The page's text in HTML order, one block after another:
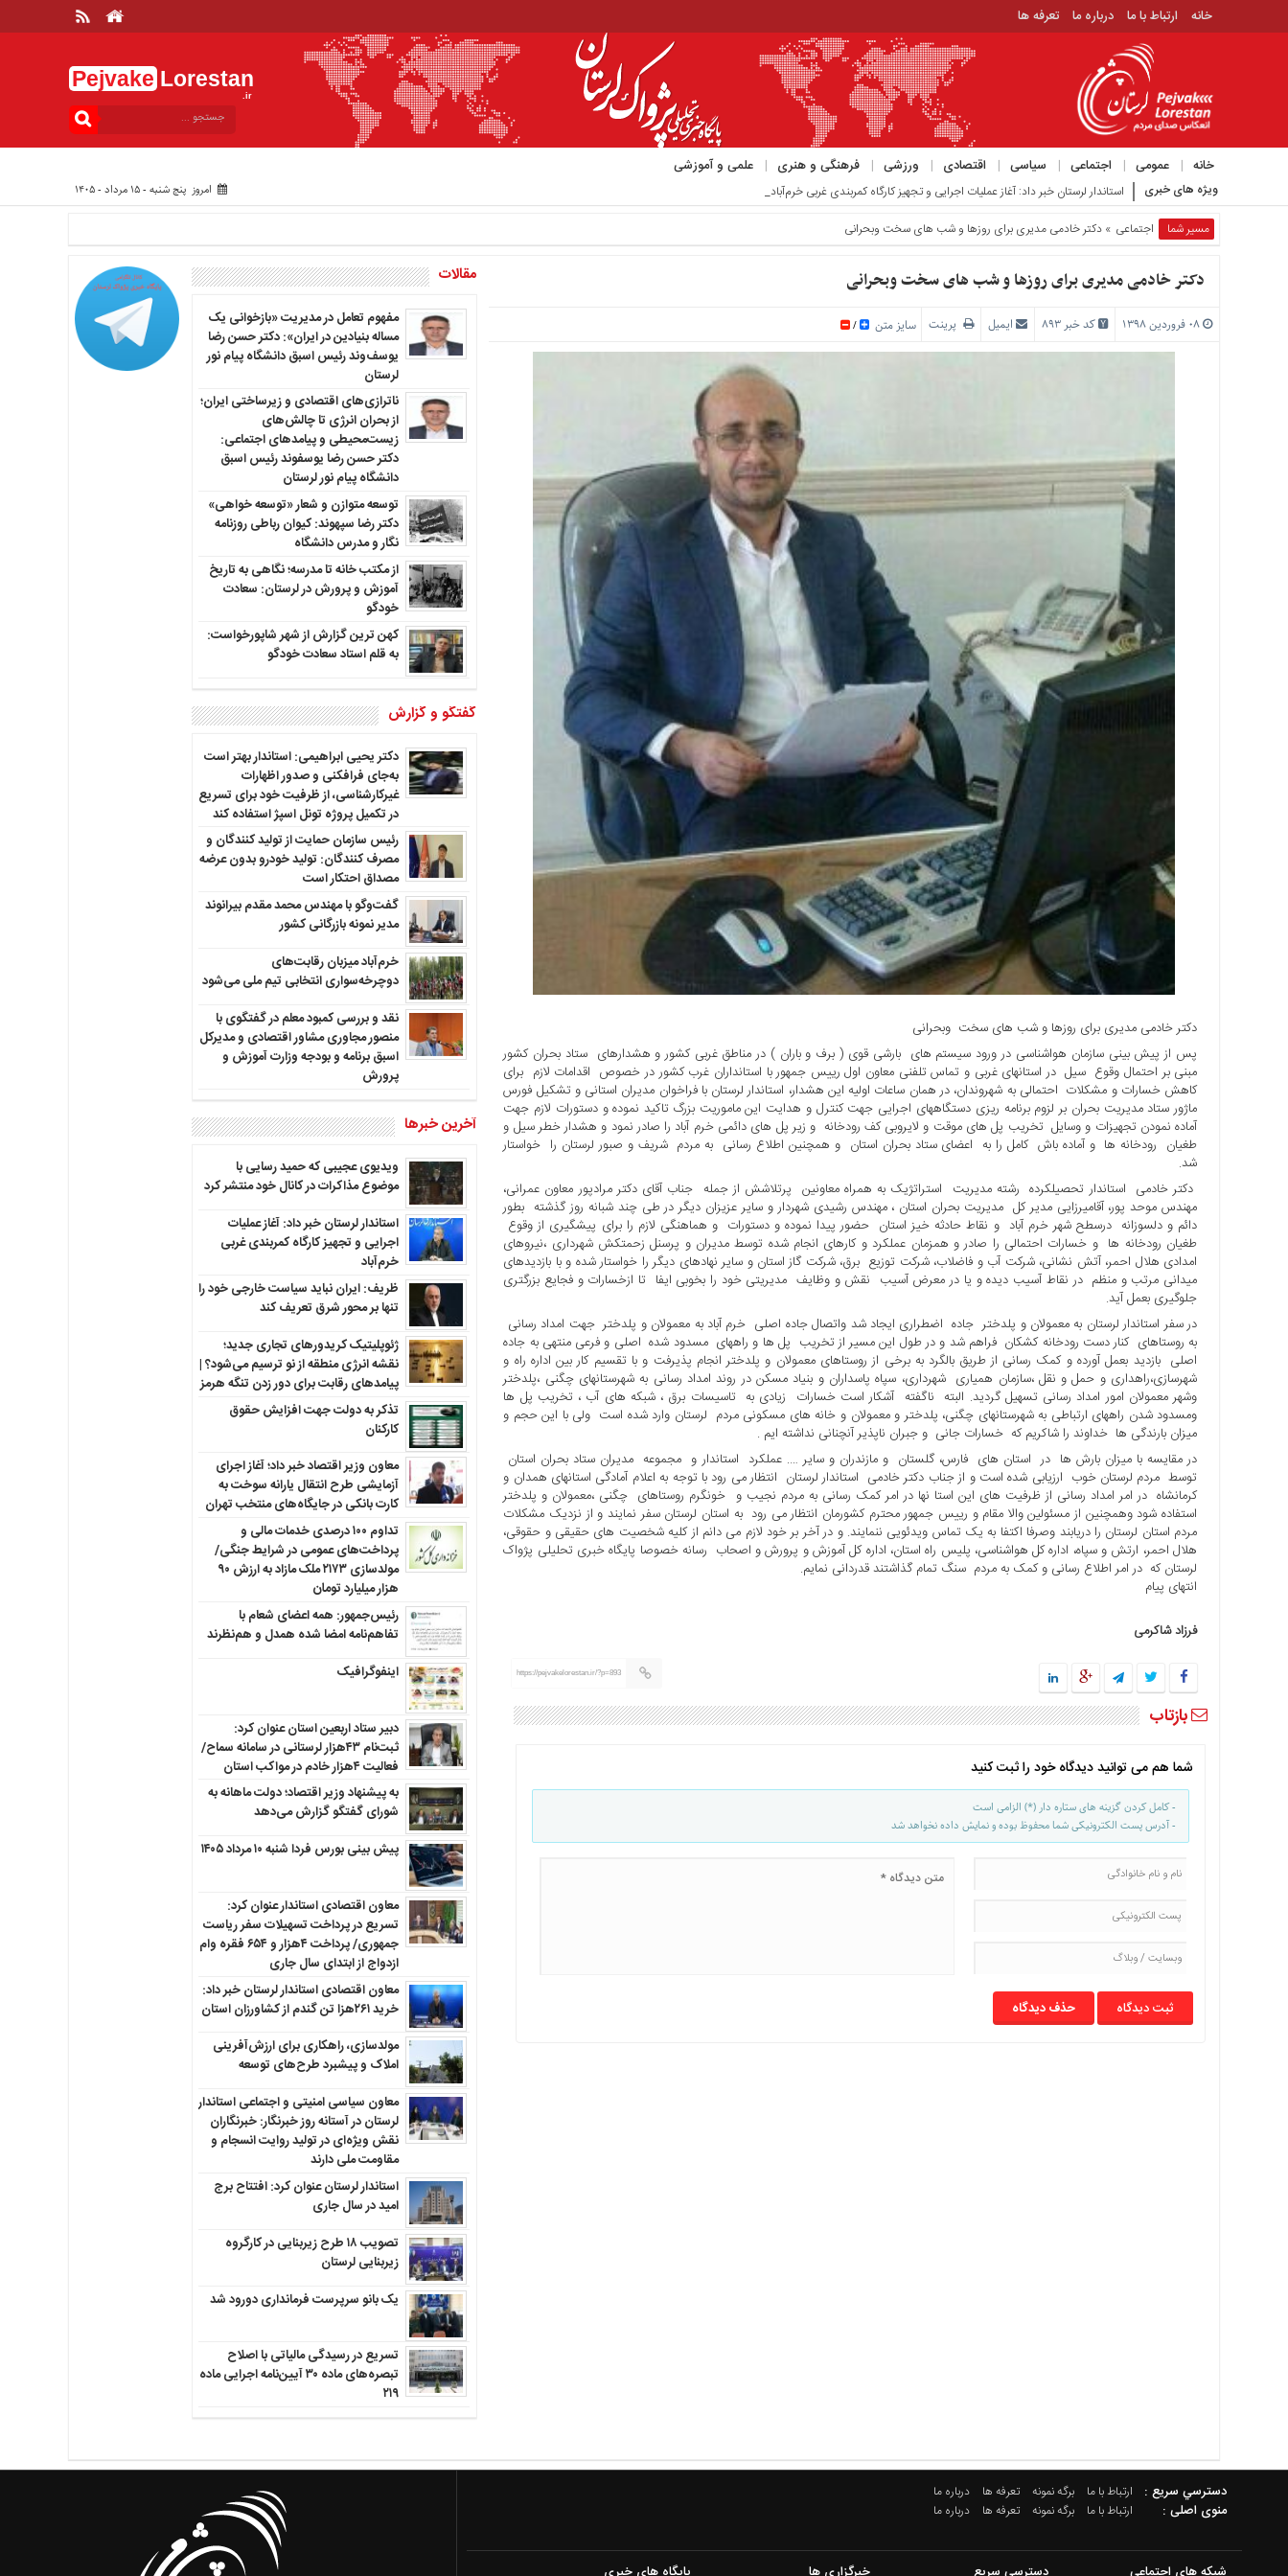
خانه ارتباط با ما درباره ما تعرفه ها
Pejvake Lorestan
.ir
خانه عمومی اجتماعی سیاسی اقتصادی ورزشی فرهنگی و هنری علمی و آموزشی
ارتباط
ویژه های خبری استاندار لرستان خبر داد: آغاز عملیات اجرایی و تجهیز کارگاه کمربندی غربی خرم‌آباد_ امروز پنج شنبه - ۱۵ مرداد - ۱۴۰۵
مسیر شما اجتماعی » دکتر خادمی مدیری برای روزها و شب های سخت وبحرانی
دکتر خادمی مدیری برای روزها و شب های سخت وبحرانی
کد خبر 893 ایمیل پرینت سایز متن /
دکتر خادمی مدیری برای روزها و شب های سخت وبحرانی
پس از پیش بینی سازمان هواشناسی در ورود سیستم های بارشی قوی ( برف و باران ) در مناطق غربی کشور و هشدارهای ستاد بحران کشور
مبنی بر احتمال وقوع سیل در استانهای غربی و تماس تلفنی معاون اول رییس جمهور با استانداران غرب کشور در خصوص اقدامات لازم برای
کاهش خسارات و مشکلات احتمالی به شهروندان، در همان ساعات اولیه این هشدار، استاندار لرستان با فراخوان مدیران استانی و تشکیل فورس
ماژور ستاد مدیریت بحران بر لزوم برنامه ریزی دستگاههای اجرایی جهت کنترل و هدایت این ماموریت بزرگ تاکید نموده و دستورات لازم جهت
آماده نمودن تجهیزات و وسایل تخریب پل های موقت و لایروبی کف رودخانه و زیر پل های دائمی خرم آباد را صادر نمود و هشدار خطر سیل و
طغیان رودخانه ها و آماده باش کامل را به اعضای ستاد بحران استان و همچنین اطلاع رسانی به مردم شریف و صبور لرستان را خواستار
شد.
دکتر خادمی استاندار تحصیلکرده رشته مدیریت استراتژیک به همراه معاونین پرتلاشش از جمله جناب آقای دکتر مرادپور معاون عمرانی،
مهندس موحد پور، آقامیرزایی مدیر کل مدیریت بحران استان ، مهندس رشیدی شهردار و سایر عزیزان دیگر در طی چند شبانه روز گذشته بطور
دائم و دلسوزانه درسطح شهر خرم آباد و نقاط حادثه خیز استان حضور پیدا نموده و دستورات و هماهنگی لازم را برای پیشگیری از وقوع
طغیان رودخانه ها و خسارات احتمالی را صادر و همزمان عملکرد و کارهای انجام شده توسط مدیران و پرسنل زحمتکش شهرداری ،نیروهای
امدادی هلال احمر، آتش نشانی، شرکت آب و فاضلاب، شرکت توزیع برق، شرکت گاز استان و سایر نهادهای دیگر را خواستار شده و با بازدیدهای
میدانی مرتب و منظم در نقاط آسیب دیده و یا در معرض آسیب نقش و وظایف مدیریتی خود را بخوبی ایفا تا ازخسارات و فجایع بزرگتری
جلوگیری بعمل آید.
در سفر استاندار لرستان به معمولان و پلدختر جاده اضطراری ایجاد شد واتصال جاده اصلی خرم آباد به معمولان و پلدختر جهت امداد رسانی
به روستاهای کنار دست رودخانه کشکان فراهم شد و در طول این مسیر از تخریب پل ها و راههای مسدود شده اصلی و فرعی منتهی به جاده
اصلی بازدید بعمل آورده و کمک رسانی از طریق بالگرد به برخی از روستاهای معمولان و پلدختر انجام پذیرفت و با تقسیم کار بین اداره راه و
شهرسازی،راهداری و حمل و نقل ،سازمان همیاری شهرداری، سپاه پاسداران و بنیاد مسکن در روند امداد رسانی به شهرستانهای چگنی ،پلدختر
وشهر معمولان امور امداد رسانی تسهیل گردید. البته ناگفته آشکار است خسارات زیادی به تاسیسات برق ، شبکه های آب ، تخریب پل ها
ومسدود شدن راههای ارتباطی به شهرستانهای چگنی، پلدختر و معمولان و خانه های مسکونی مردم لرستان وارد شده است ولی با این حجم و
میزان بارندگی ها خداوند را شاکریم که خسارات جانی و جبران ناپذیر آنچنانی نداشته ایم .
در مقایسه با میزان بارش ها در استان های فارس، گلستان و مازندران و سایر …. عملکرد استاندار و مجموعه مدیران ستاد بحران استان
توسط مردم لرستان خوب ارزیابی شده است و از جناب دکتر خادمی استاندار لرستان انتظار می رود با توجه به اعلام آمادگی استانهای همدان و
کرمانشاه در امر امداد رسانی از ظرفیت های این استا نها در امر کمک رسانی به مردم نجیب و خونگرم روستاهای چگنی ،معمولان و پلدختر
استفاده شود وهمچنین از مسئولین والا مقام و رییس جمهور محترم کشورمان انتظار می رود به استان لرستان سفر نمایند و از نزدیک مشکلات
مردم استان لرستان را دریابند وصرفا اکتفا به یک تماس ویدئویی ننمایند. و در آخر بر خود لازم می دانم از کلیه شخصیت های حقیقی و حقوقی،
هلال احمر، ارتش و سپاه، اداره کل هواشناسی، پلیس راه استان، اداره کل آموزش و پرورش و اصحاب رسانه خصوصا پایگاه خبری تحلیلی پژواک
لرستان که در امر اطلاع رسانی و کمک به مردم سنگ تمام گذاشتند قدردانی نمایم.
انتهای پیام
فرزاد شاکرمی
https://pejvakelorestan.ir/?p=893
بازتاب
شما هم می توانید دیدگاه خود را ثبت کنید
- کامل کردن گزینه های ستاره دار (*) الزامی است
- آدرس پست الکترونیکی شما محفوظ بوده و نمایش داده نخواهد شد
حذف دیدگاه
مقالات
مفهوم تعامل در مدیریت «بازخوانی یک
مساله بنیادین در ایران»: دکتر حسن رضا
یوسف‌وند رئیس اسبق دانشگاه پیام نور
لرستان
ناترازی‌های اقتصادی و زیرساختی ایران؛
از بحران انرژی تا چالش‌های
زیست‌محیطی و پیامدهای اجتماعی:
دکتر حسن رضا یوسفوند رئیس اسبق
دانشگاه پیام نور لرستان
توسعه متوازن و شعار «توسعه خواهی»
دکتر رضا سپهوند: کیوان رباطی روزنامه
نگار و مدرس دانشگاه
از مکتب خانه تا مدرسه؛ نگاهی به تاریخ
آموزش و پرورش در لرستان: سعادت
خودگو
کهن ترین گزارش از شهر شاپورخواست:
به قلم استاد سعادت خودگو
گفتگو و گزارش
دکتر یحیی ابراهیمی: استاندار بهتر است
به‌جای فرافکنی و صدور اظهارات
غیرکارشناسی، از ظرفیت خود برای تسریع
در تکمیل پروژه تونل اسپژ استفاده کند
رئیس سازمان حمایت از تولید کنندگان و
مصرف کنندگان: تولید خودرو بدون عرضه
مصداق احتکار است
گفت‌وگو با مهندس محمد مقدم بیرانوند
مدیر نمونه بازرگانی کشور
خرم‌آباد میزبان رقابت‌های
دوچرخه‌سواری انتخابی تیم ملی می‌شود
نقد و بررسی کمبود معلم در گفتگوی با
منصور مجاوری مشاور اقتصادی و مدیرکل
اسبق برنامه و بودجه وزارت آموزش و
پرورش
آخرین خبرها
ویدیوی عجیبی که حمید رسایی با
موضوع مذاکرات در کانال خود منتشر کرد
استاندار لرستان خبر داد: آغاز عملیات
اجرایی و تجهیز کارگاه کمربندی غربی
خرم‌آباد
ظریف: ایران نباید سیاست خارجی خود را
تنها بر محور شرق تعریف کند
ژئوپلیتیک کریدورهای تجاری جدید؛
نقشه انرژی منطقه‌ از نو ترسیم می‌شود؟ |
پیامدهای رقابت برای دور زدن تنگه هرمز
تذکر به دولت جهت افزایش حقوق
کارکنان ‌
معاون وزیر اقتصاد خبر داد؛ آغاز اجرای
آزمایشی طرح انتقال یارانه سوخت به
کارت بانکی در جایگاه‌های منتخب تهران
تداوم ۱۰۰ درصدی خدمات مالی و
پرداخت‌های عمومی در شرایط جنگی/
مولدسازی ۲۱۷۳ ملک مازاد به ارزش ۹۰
هزار میلیارد تومان
رئیس‌جمهور: همه اعضای شعام با
تفاهم‌نامه امضا شده همدل و هم‌نظرند
اینفوگرافیک
دبیر ستاد اربعین استان عنوان کرد:
ثبت‌نام ۴۳هزار لرستانی در سامانه سماح/
فعالیت ۴هزار خادم در مواکب استان
به پیشنهاد وزیر اقتصاد؛ دولت ماهانه به
شورای گفتگو گزارش می‌دهد
پیش بینی بورس فردا شنبه ۱۰ مرداد ۱۴۰۵
معاون اقتصادی استاندار عنوان کرد:
تسریع در پرداخت تسهیلات سفر ریاست
جمهوری/ پرداخت ۴هزار و ۶۵۴ فقره وام
ازدواج از ابتدای سال جاری
معاون اقتصادی استاندار لرستان خبر داد:
خرید ۲۶۱هزا تن گندم از کشاورزان استان
مولدسازی، راهکاری برای ارزش‌آفرینی
املاک و پیشبرد طرح‌های توسعه
معاون سیاسی امنیتی و اجتماعی استاندار
لرستان در آستانه روز خبرنگار: خبرنگاران
نقش ویژه‌ای در تولید روایت انسجام و
مقاومت ملی دارند
استاندار لرستان عنوان کرد: افتتاح برج
امید در سال جاری
تصویب ۱۸ طرح زیربنایی در کارگروه
زیربنایی لرستان
یک بانو سرپرست فرمانداری دورود شد
تسریع در رسیدگی مالیاتی با اصلاح
تبصره‌های ماده ۳۰ آیین‌نامه اجرایی ماده
۲۱۹
دسترسي سريع : ارتباط با ما برگه نمونه تعرفه ها درباره ما
منوی اصلی : ارتباط با ما برگه نمونه تعرفه ها درباره ما
شبکه های اجتماعی دسترسی سریع خبرگزاری ها پایگاه های خبری